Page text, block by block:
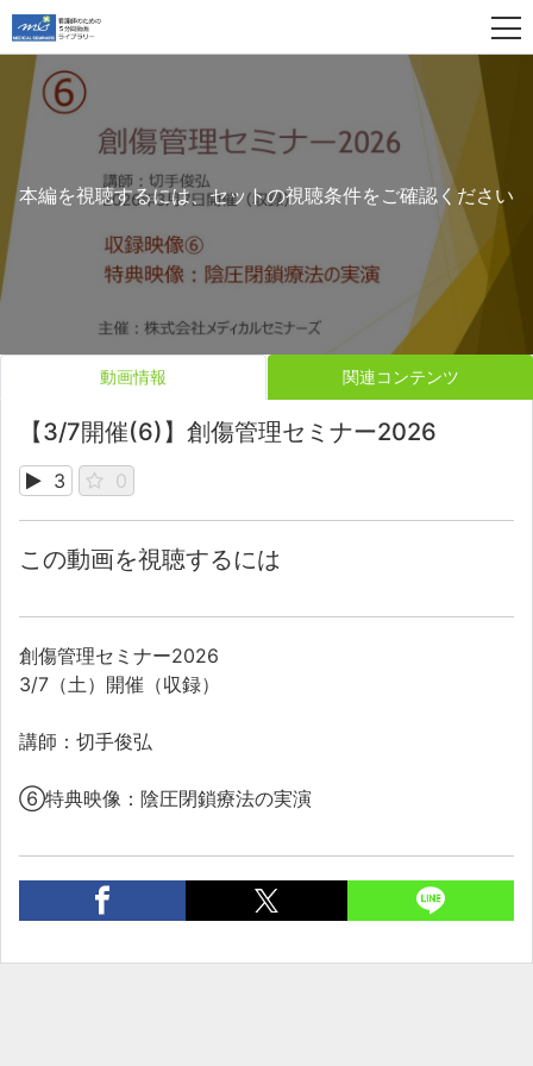
本編を視聴するには、セットの視聴条件をご確認ください
動画情報 関連コンテンツ
【3/7開催(6)】創傷管理セミナー2026
3 0
この動画を視聴するには
創傷管理セミナー2026
3/7（土）開催（収録）
講師：切手俊弘
⑥特典映像：陰圧閉鎖療法の実演